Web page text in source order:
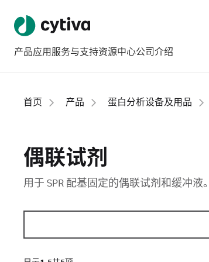
产品应用 服务与支持资源中心公司介绍
首页 产品 蛋白分析设备及用品
偶联试剂
用于 SPR 配基固定的偶联试剂和缓冲液。